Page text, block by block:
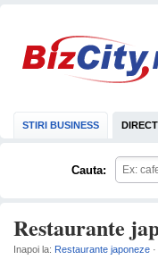
STIRI BUSINESS
Cauta:
Restaurante
Inapoi la: Restaurante japoneze ·